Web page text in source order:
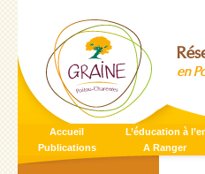
en
Accueil L’éducation à
Publications
A Ranger